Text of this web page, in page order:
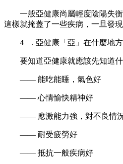
一般亞健康尚屬輕度陰陽失衡
這樣就掩蓋了一些疾病，一旦發現
4 . 亞健康「亞」在什麼地方
要知道亞健康就應該先知道什
—— 能吃能睡，氣色好
—— 心情愉快精神好
—— 應激能力強，對不良情況
—— 耐受疲勞好
—— 抵抗一般疾病好